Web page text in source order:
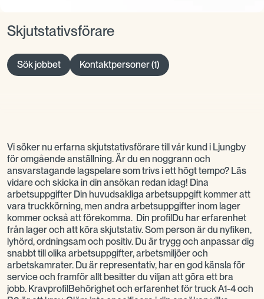
Skjutstativsförare
Sök jobbet Kontaktpersoner (1)
Vi söker nu erfarna skjutstativsförare till vår kund i Ljungby
för omgående anställning. Är du en noggrann och
ansvarstagande lagspelare som trivs i ett högt tempo? Läs
vidare och skicka in din ansökan redan idag! Dina
arbetsuppgifter Din huvudsakliga arbetsuppgift kommer att
vara truckkörning, men andra arbetsuppgifter inom lager
kommer också att förekomma. Din profilDu har erfarenhet
från lager och att köra skjutstativ. Som person är du nyfiken,
lyhörd, ordningsam och positiv. Du är trygg och anpassar dig
snabbt till olika arbetsuppgifter, arbetsmiljöer och
arbetskamrater. Du är representativ, har en god känsla för
service och framför allt besitter du viljan att göra ett bra
jobb. KravprofilBehörighet och erfarenhet för truck A1-4 och